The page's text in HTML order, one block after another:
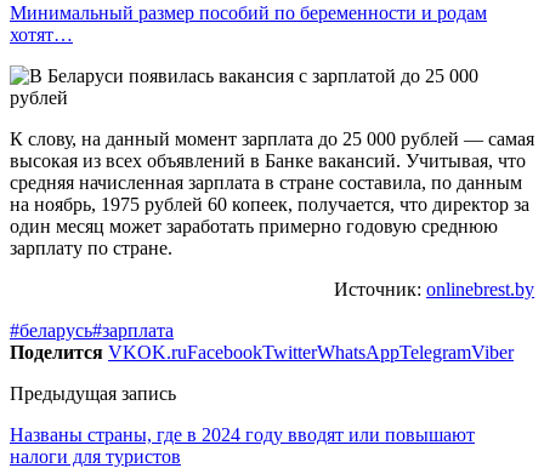
Минимальный размер пособий по беременности и родам
хотят…
К слову, на данный момент зарплата до 25 000 рублей — самая
высокая из всех объявлений в Банке вакансий. Учитывая, что
средняя начисленная зарплата в стране составила, по данным
на ноябрь, 1975 рублей 60 копеек, получается, что директор за
один месяц может заработать примерно годовую среднюю
зарплату по стране.
Источник: onlinebrest.by
#беларусь#зарплата
Поделится VKOK.ruFacebookTwitterWhatsAppTelegramViber
Предыдущая запись
Названы страны, где в 2024 году вводят или повышают
налоги для туристов